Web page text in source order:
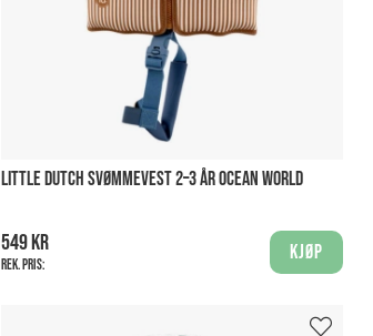
LITTLE DUTCH SVØMMEVEST 2–3 ÅR OCEAN WORLD
549 kr
Rek. pris:
Kjøp